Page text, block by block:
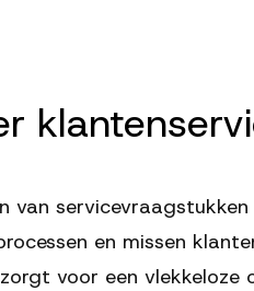
van
en missen
voor een vlekkeloze